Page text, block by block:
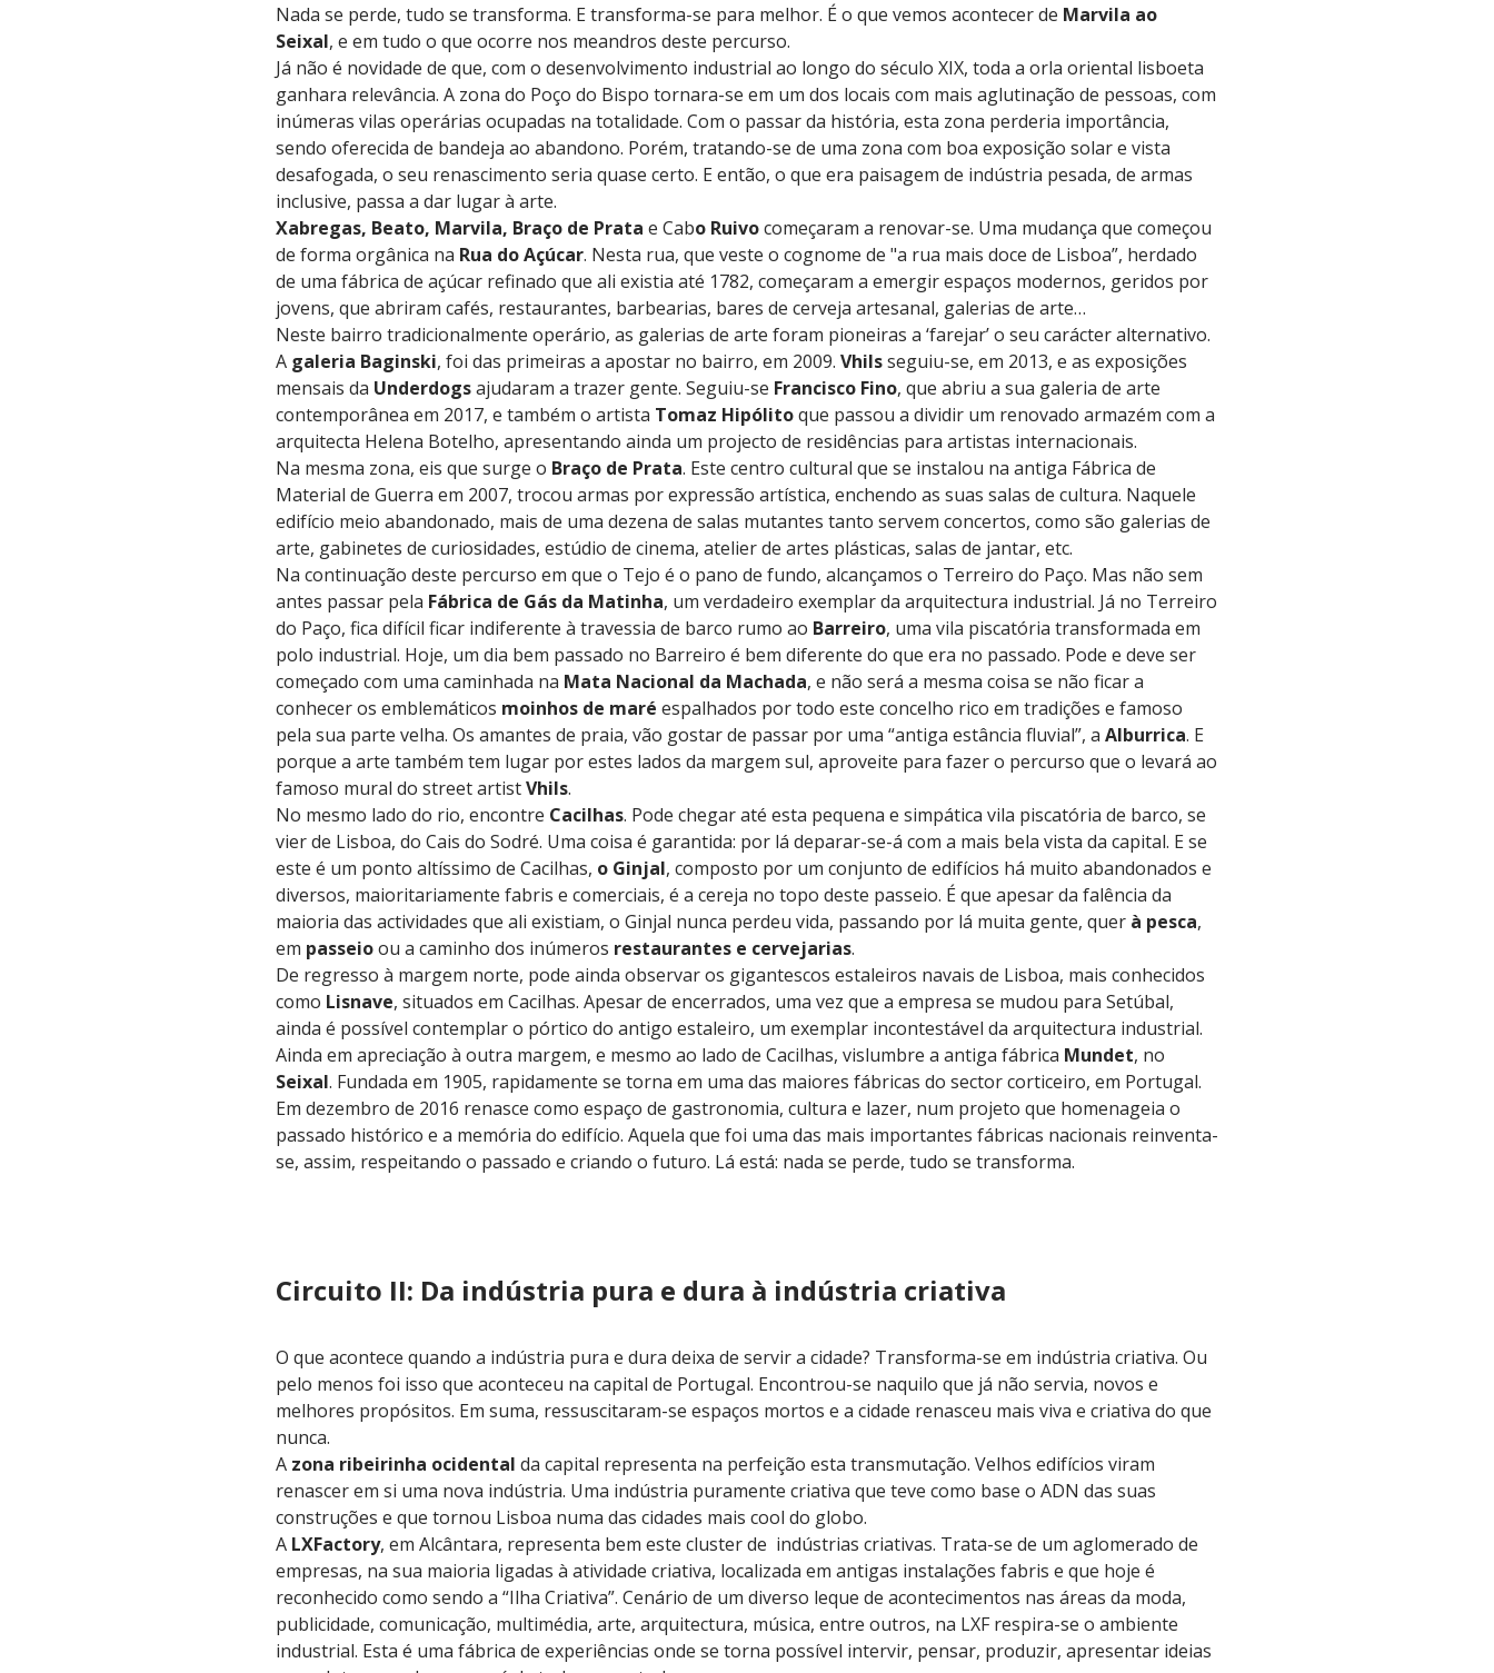
Nada se perde, tudo se transforma. E transforma-se para melhor. É o que vemos acontecer de Marvila ao
Seixal, e em tudo o que ocorre nos meandros deste percurso.
Já não é novidade de que, com o desenvolvimento industrial ao longo do século XIX, toda a orla oriental lisboeta
ganhara relevância. A zona do Poço do Bispo tornara-se em um dos locais com mais aglutinação de pessoas, com
inúmeras vilas operárias ocupadas na totalidade. Com o passar da história, esta zona perderia importância,
sendo oferecida de bandeja ao abandono. Porém, tratando-se de uma zona com boa exposição solar e vista
desafogada, o seu renascimento seria quase certo. E então, o que era paisagem de indústria pesada, de armas
inclusive, passa a dar lugar à arte.
Xabregas, Beato, Marvila, Braço de Prata e Cabo Ruivocomeçaram a renovar-se. Uma mudança que começou
de forma orgânica na Rua do Açúcar. Nesta rua, que veste o cognome de "a rua mais doce de Lisboa”, herdado
de uma fábrica de açúcar refinado que ali existia até 1782, começaram a emergir espaços modernos, geridos por
jovens, que abriram cafés, restaurantes, barbearias, bares de cerveja artesanal, galerias de arte…
Neste bairro tradicionalmente operário, as galerias de arte foram pioneiras a ‘farejar’ o seu carácter alternativo.
A galeria Baginski, foi das primeiras a apostar no bairro, em 2009. Vhilsseguiu-se, em 2013, e as exposições
mensais da Underdogsajudaram a trazer gente. Seguiu-se Francisco Fino, que abriu a sua galeria de arte
contemporânea em 2017, e também o artista Tomaz Hipólitoque passou a dividir um renovado armazém com a
arquitecta Helena Botelho, apresentando ainda um projecto de residências para artistas internacionais.
Na mesma zona, eis que surge o Braço de Prata. Este centro cultural que se instalou na antiga Fábrica de
Material de Guerra em 2007, trocou armas por expressão artística, enchendo as suas salas de cultura. Naquele
edifício meio abandonado, mais de uma dezena de salas mutantes tanto servem concertos, como são galerias de
arte, gabinetes de curiosidades, estúdio de cinema, atelier de artes plásticas, salas de jantar, etc.
Na continuação deste percurso em que o Tejo é o pano de fundo, alcançamos o Terreiro do Paço. Mas não sem
antes passar pela Fábrica de Gás da Matinha, um verdadeiro exemplar da arquitectura industrial. Já no Terreiro
do Paço, fica difícil ficar indiferente à travessia de barco rumo ao Barreiro, uma vila piscatória transformada em
polo industrial. Hoje, um dia bem passado no Barreiro é bem diferente do que era no passado. Pode e deve ser
começado com uma caminhada na Mata Nacional da Machada, e não será a mesma coisa se não ficar a
conhecer os emblemáticos moinhos de maré espalhados por todo este concelho rico em tradições e famoso
pela sua parte velha. Os amantes de praia, vão gostar de passar por uma “antiga estância fluvial”, a Alburrica. E
porque a arte também tem lugar por estes lados da margem sul, aproveite para fazer o percurso que o levará ao
famoso mural do street artistVhils.
No mesmo lado do rio, encontre Cacilhas. Pode chegar até esta pequena e simpática vila piscatória de barco, se
vier de Lisboa, do Cais do Sodré. Uma coisa é garantida: por lá deparar-se-á com a mais bela vista da capital. E se
este é um ponto altíssimo de Cacilhas, o Ginjal, composto por um conjunto de edifícios há muito abandonados e
diversos, maioritariamente fabris e comerciais, é a cereja no topo deste passeio. É que apesar da falência da
maioria das actividades que ali existiam, o Ginjal nunca perdeu vida, passando por lá muita gente, quer à pesca,
em passeioou a caminho dos inúmeros restaurantes e cervejarias.
De regresso à margem norte, pode ainda observar os gigantescos estaleiros navais de Lisboa, mais conhecidos
como Lisnave, situados em Cacilhas. Apesar de encerrados, uma vez que a empresa se mudou para Setúbal,
ainda é possível contemplar o pórtico do antigo estaleiro, um exemplar incontestável da arquitectura industrial.
Ainda em apreciação à outra margem, e mesmo ao lado de Cacilhas, vislumbre a antiga fábrica Mundet, no
Seixal. Fundada em 1905, rapidamente se torna em uma das maiores fábricas do sector corticeiro, em Portugal.
Em dezembro de 2016 renasce como espaço de gastronomia, cultura e lazer, num projeto que homenageia o
passado histórico e a memória do edifício. Aquela que foi uma das mais importantes fábricas nacionais reinventa-
se, assim, respeitando o passado e criando o futuro. Lá está: nada se perde, tudo se transforma.
Circuito II: Da indústria pura e dura à indústria criativa
O que acontece quando a indústria pura e dura deixa de servir a cidade? Transforma-se em indústria criativa. Ou
pelo menos foi isso que aconteceu na capital de Portugal. Encontrou-se naquilo que já não servia, novos e
melhores propósitos. Em suma, ressuscitaram-se espaços mortos e a cidade renasceu mais viva e criativa do que
nunca.
A zona ribeirinha ocidental da capital representa na perfeição esta transmutação. Velhos edifícios viram
renascer em si uma nova indústria. Uma indústria puramente criativa que teve como base o ADN das suas
construções e que tornou Lisboa numa das cidades mais cool do globo.
A LXFactory, em Alcântara, representa bem este cluster de indústrias criativas. Trata-se de um aglomerado de
empresas, na sua maioria ligadas à atividade criativa, localizada em antigas instalações fabris e que hoje é
reconhecido como sendo a “Ilha Criativa”. Cenário de um diverso leque de acontecimentos nas áreas da moda,
publicidade, comunicação, multimédia, arte, arquitectura, música, entre outros, na LXF respira-se o ambiente
industrial. Esta é uma fábrica de experiências onde se torna possível intervir, pensar, produzir, apresentar ideias